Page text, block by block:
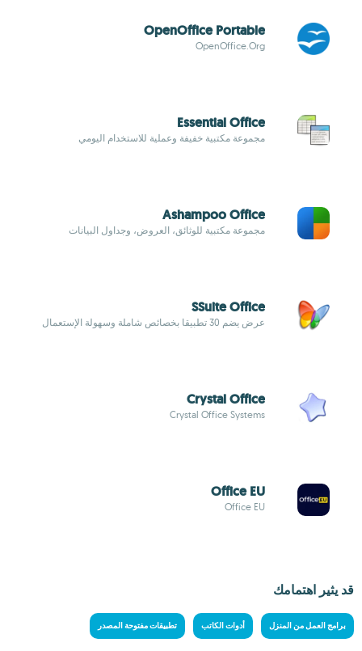
OpenOffice Portable
OpenOffice.Org
Essential Office
مجموعة مكتبية خفيفة وعملية للاستخدام اليومي
Ashampoo Office
مجموعة مكتبية للوثائق، العروض، وجداول البيانات
SSuite Office
عرض يضم 30 تطبيقا بخصائص شاملة وسهولة الإستعمال
Crystal Office
Crystal Office Systems
Office EU
Office EU
قد يثير اهتمامك
برامج العمل من المنزل أدوات الكاتب تطبيقات مفتوحة المصدر